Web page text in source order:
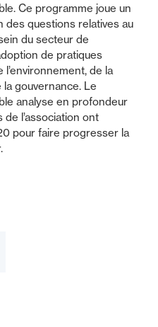
Ce programme joue un
des questions relatives au
du secteur de
de pratiques
de la
la gouvernance. Le
analyse en profondeur
l’association ont
pour faire progresser la